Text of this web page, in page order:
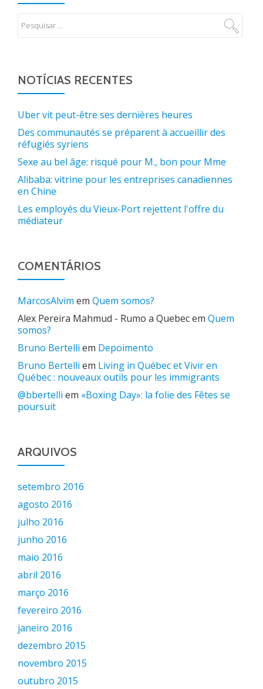
NOTÍCIAS RECENTES
Uber vit peut-être ses dernières heures
Des communautés se préparent à accueillir des
réfugiés syriens
Sexe au bel âge: risqué pour M., bon pour Mme
Alibaba: vitrine pour les entreprises canadiennes
en Chine
Les employés du Vieux-Port rejettent l'offre du
médiateur
COMENTÁRIOS
MarcosAlvim em Quem somos?
Alex Pereira Mahmud - Rumo a Quebecem Quem
somos?
Bruno Bertelli em Depoimento
Bruno Bertelli em Living in Québec et Vivir en
Québec : nouveaux outils pour les immigrants
@bbertelli em «Boxing Day»: la folie des Fêtes se
poursuit
ARQUIVOS
setembro 2016
agosto 2016
julho 2016
junho 2016
maio 2016
abril 2016
março 2016
fevereiro 2016
janeiro 2016
dezembro 2015
novembro 2015
outubro 2015